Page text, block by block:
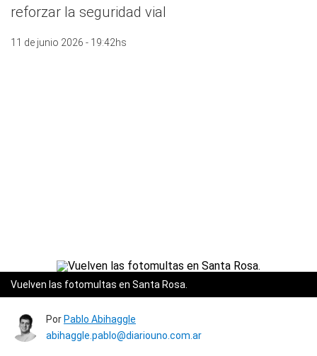
reforzar la seguridad vial
11 de junio 2026 - 19:42hs
Vuelven las fotomultas en Santa Rosa.
Por Pablo Abihaggle
abihaggle.pablo@diariouno.com.ar